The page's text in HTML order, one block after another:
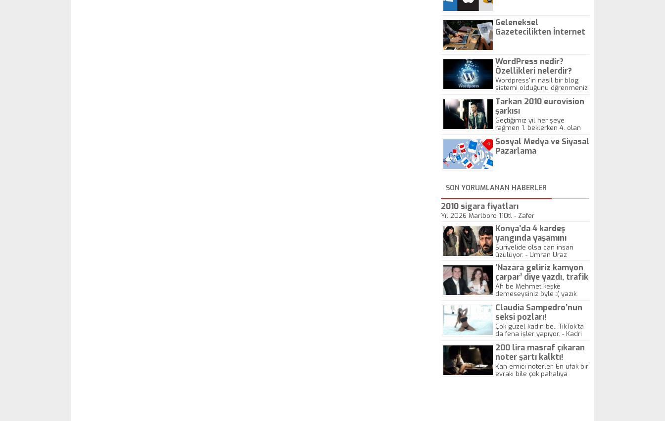
Geleneksel
Gazetecilikten İnternet
WordPress nedir?
Özellikleri nelerdir?
Wordpress'in nasıl bir blog
sistemi olduğunu öğrenmeniz
Tarkan 2010 eurovision
şarkısı
Geçtiğimiz yıl her şeye
rağmen 1. beklerken 4. olan
gösterisinin bu yarışmada
önemli olmadığını anlamıştır.
Sosyal Medya ve Siyasal
Pazarlama
SON YORUMLANAN HABERLER
2010 sigara fiyatları
Yıl 2026 Marlboro 110tl - Zafer
Konya’da 4 kardeş
yangında yaşamını
yitirdi
Suriyelide olsa can insan
üzülüyor. - Umran Uraz
’Nazara geliriz kamyon
çarpar’ diye yazdı, trafik
kazasında öldü!
Ah be Mehmet keşke
demeseysiniz öyle :( yazık
Claudia Sampedro’nun
seksi pozları!
Çok güzel kadın be.. TikTok'ta
da fena işler yapıyor. - Kadri
200 lira masraf çıkaran
noter şartı kalktı!
Kan emici noterler. En ufak bir
evrakı bile çok pahalıya